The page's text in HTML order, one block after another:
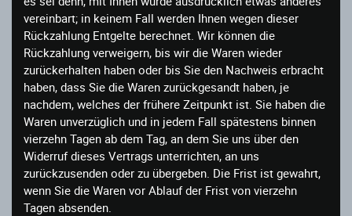
vereinbart; in keinem Fall werden Ihnen wegen dieser
Rückzahlung Entgelte berechnet. Wir können die
Rückzahlung verweigern, bis wir die Waren wieder
zurückerhalten haben oder bis Sie den Nachweis erbracht
haben, dass Sie die Waren zurückgesandt haben, je
nachdem, welches der frühere Zeitpunkt ist. Sie haben die
Waren unverzüglich und in jedem Fall spätestens binnen
vierzehn Tagen ab dem Tag, an dem Sie uns über den
Widerruf dieses Vertrags unterrichten, an uns
zurückzusenden oder zu übergeben. Die Frist ist gewahrt,
wenn Sie die Waren vor Ablauf der Frist von vierzehn
Tagen absenden.